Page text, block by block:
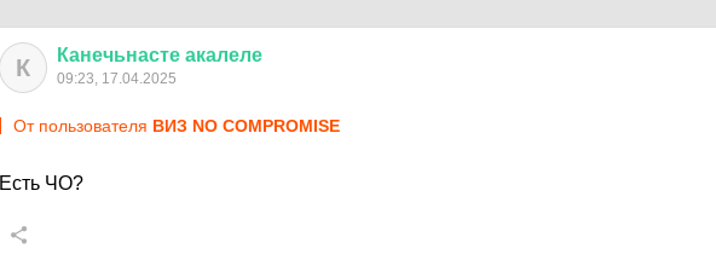
К Канечьнасте акалеле
09:23, 17.04.2025
От пользователя ВИЗ NO COMPROMISE
Есть ЧО?